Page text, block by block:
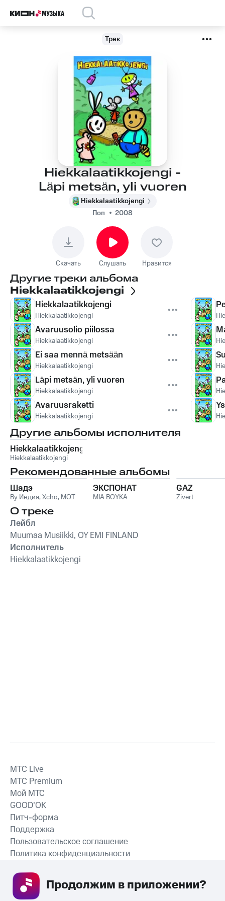
Трек
Hiekkalaatikkojengi -
Läpi metsän, yli vuoren
Hiekkalaatikkojengi
Поп
2008
Скачать Слушать Нравится
Другие треки альбома
Hiekkalaatikkojengi
Hiekkalaatikkojengi
Hiekkalaatikkojengi
Avaruusolio piilossa
Hiekkalaatikkojengi
Ei saa mennä metsään
Hiekkalaatikkojengi
Läpi metsän, yli vuoren
Hiekkalaatikkojengi
Avaruusraketti
Hiekkalaatikkojengi
Другие альбомы исполнителя
Hiekkalaatikkojengi
Hiekkalaatikkojengi
Рекомендованные альбомы
Шадэ
By Индия,Xcho, MOT
ЭКСПОНАТ
MIA BOYKA
GAZ
Zivert
О треке
Лейбл
Muumaa Musiikki, OY EMI FINLAND
Исполнитель
Hiekkalaatikkojengi
СКАЧАТЬ ПРИЛОЖЕНИЕ
MTС Live
MTС Premium
Мой МТС
GOOD’OK
Питч-форма
Поддержка
Пользовательское соглашение
Политика конфиденциальности